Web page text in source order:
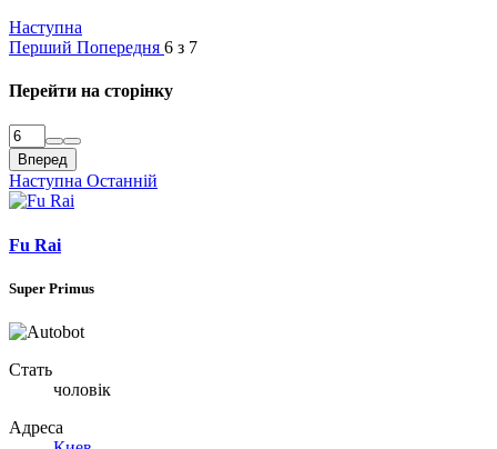
Наступна
Перший Попередня 6 з 7
Перейти на сторінку
Вперед
Наступна Останній
Fu Rai
Super Primus
Стать
чоловік
Адреса